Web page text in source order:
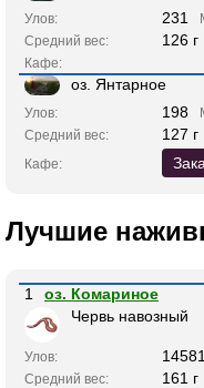
Улов: 231
Средний вес: 126 г
Кафе:
оз. Янтарное
Улов: 198
Средний вес: 127 г
Кафе:
Лучшие
1
оз. Комариное
Червь навозный
Улов: 14581
Средний вес:
161 г